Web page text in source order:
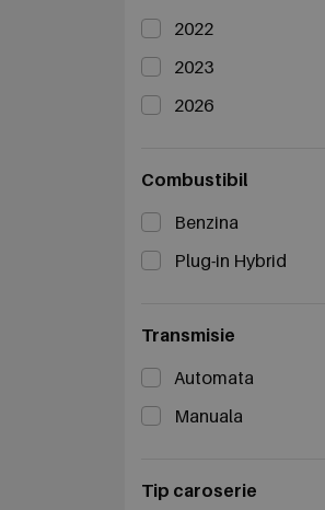
2022
2023
2026
Combustibil
Benzina
Plug-in Hybrid
Transmisie
Automata
Manuala
Tip caroserie